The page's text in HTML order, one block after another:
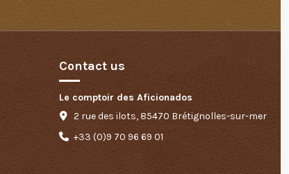
Contact us
Le comptoir des Aficionados
2 rue des ilots, 85470 Brétignolles-sur-mer
+33 (0)9 70 96 69 01